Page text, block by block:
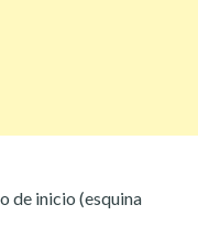
de inicio (esquina